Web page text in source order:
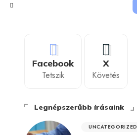
Facebook
Tetszik
X
Követés
Legnépszerűbb írásaink
UNCATEGORIZED